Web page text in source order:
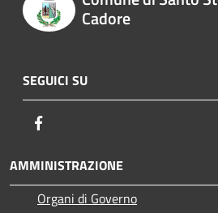
Cadore
SEGUICI SU
AMMINISTRAZIONE
Organi di Governo